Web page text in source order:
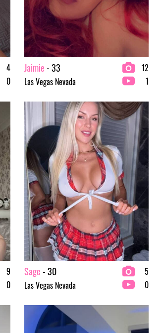
4
0
Jaimie- 33
Las Vegas Nevada
12
1
9
0
Sage- 30
Las Vegas Nevada
5
0